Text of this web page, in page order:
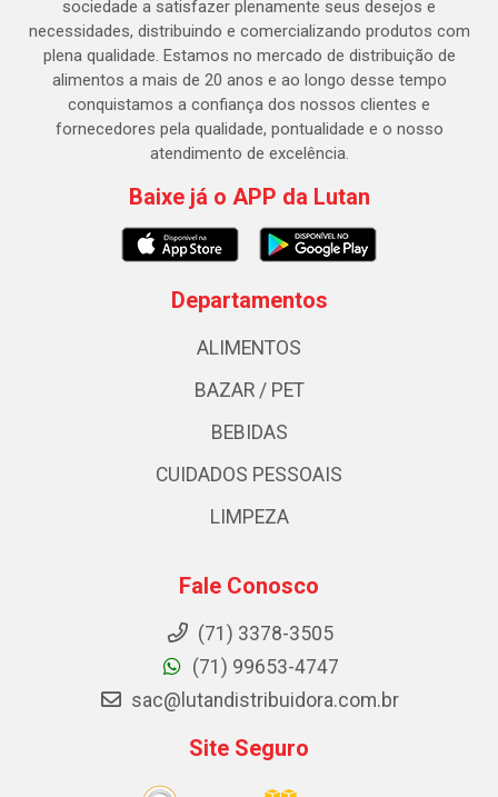
sociedade a satisfazer plenamente seus desejos e
necessidades, distribuindo e comercializando produtos com
plena qualidade. Estamos no mercado de distribuição de
alimentos a mais de 20 anos e ao longo desse tempo
conquistamos a confiança dos nossos clientes e
fornecedores pela qualidade, pontualidade e o nosso
atendimento de excelência.
Baixe já o APP da Lutan
Departamentos
ALIMENTOS
BAZAR / PET
BEBIDAS
CUIDADOS PESSOAIS
LIMPEZA
Fale Conosco
(71) 3378-3505
(71) 99653-4747
sac@lutandistribuidora.com.br
Site Seguro